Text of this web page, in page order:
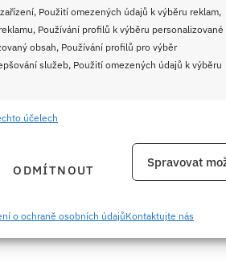
Použití omezených údajů k výběru reklam,
Používání profilů k výběru personalizované
obsah, Používání profilů pro výběr
služeb, Použití omezených údajů k výběru
přenášených informací.
poloze, Identifikace zařízení na
účelech
ODMÍTNOUT
Spravovat
o ochraně osobních údajůKontaktujte nás
s malinami:
dezert srolovaný
ovocem
v efektní roládě. Připravte ji i vy